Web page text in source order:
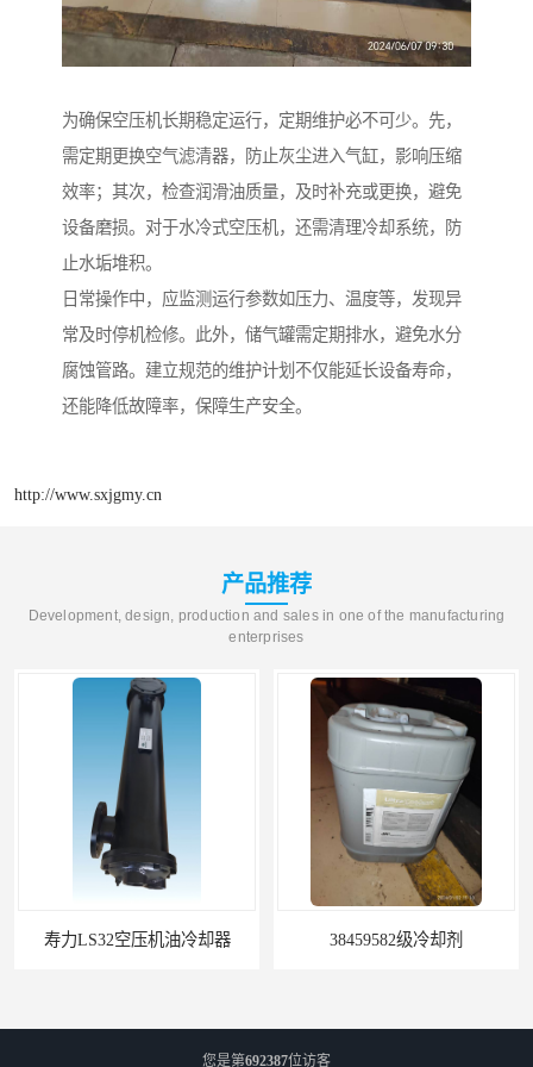
为确保空压机长期稳定运行，定期维护必不可少。先，
需定期更换空气滤清器，防止灰尘进入气缸，影响压缩
效率；其次，检查润滑油质量，及时补充或更换，避免
设备磨损。对于水冷式空压机，还需清理冷却系统，防
止水垢堆积。
日常操作中，应监测运行参数如压力、温度等，发现异
常及时停机检修。此外，储气罐需定期排水，避免水分
腐蚀管路。建立规范的维护计划不仅能延长设备寿命，
还能降低故障率，保障生产安全。
http://www.sxjgmy.cn
产品推荐
Development, design, production and sales in one of the manufacturing
enterprises
寿力LS32空压机油冷却器 38459582级冷却剂
您是第692387位访客